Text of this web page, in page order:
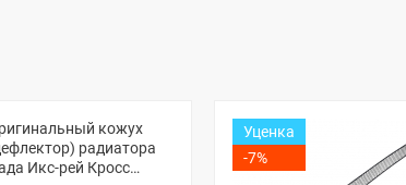
кожух
радиатора
Икс-рей Кросс
Уценка
-7%